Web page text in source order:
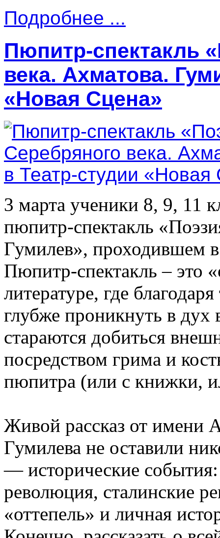
Подробнее ...
Пюпитр-спектакль
века. Ахматова.
«Новая Сцена»
3 марта ученики 8, 9, 11
пюпитр-спектакль
Гумилев», проходившем
Пюпитр-спектакль – это
литературе, где
глубже проникнуть в дух
стараются добиться
посредством грима и
пюпитра (или с книжки,
Живой рассказ от имени
Гумилева не оставили
— исторические
революция, сталинские
«оттепель» и личная